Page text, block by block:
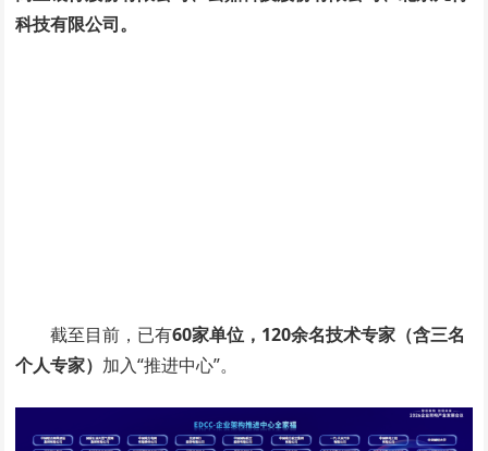
科技有限公司。
截至目前，已有60家单位，120余名技术专家（含三名
个人专家） 加入“推进中心”。